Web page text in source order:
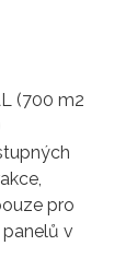
(700 m2
pro
v